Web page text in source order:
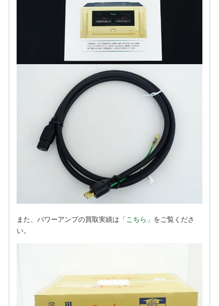
また、パワーアンプの買取実績は 「こちら」 をご覧くださ
い。